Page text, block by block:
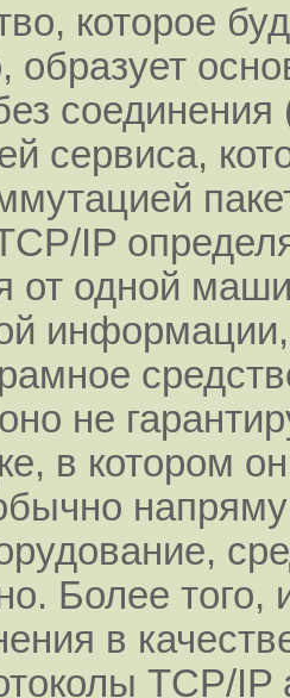
которое
образует
сервиса,
IP
от одной
не
в котором
Более того,
в
TCP/